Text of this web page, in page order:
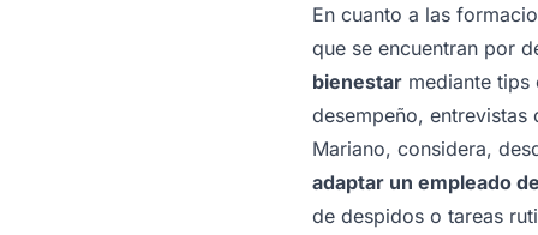
En cuanto a las
que se encuentran por
bienestar mediante tips
desempeño,
Mariano, considera,
adaptar un empleado
de despidos o tareas